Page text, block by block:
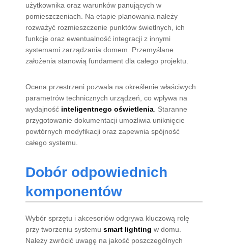
użytkownika oraz warunków panujących w
pomieszczeniach. Na etapie planowania należy
rozważyć rozmieszczenie punktów świetlnych, ich
funkcje oraz ewentualność integracji z innymi
systemami zarządzania domem. Przemyślane
założenia stanowią fundament dla całego projektu.
Ocena przestrzeni pozwala na określenie właściwych
parametrów technicznych urządzeń, co wpływa na
wydajność inteligentnego oświetlenia . Staranne
przygotowanie dokumentacji umożliwia uniknięcie
powtórnych modyfikacji oraz zapewnia spójność
całego systemu.
Dobór odpowiednich
komponentów
Wybór sprzętu i akcesoriów odgrywa kluczową rolę
przy tworzeniu systemusmart lighting w domu.
Należy zwrócić uwagę na jakość poszczególnych